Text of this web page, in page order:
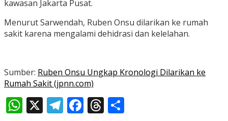
kawasan Jakarta Pusat.
Menurut Sarwendah, Ruben Onsu dilarikan ke rumah
sakit karena mengalami dehidrasi dan kelelahan.
Sumber: Ruben Onsu Ungkap Kronologi Dilarikan ke
Rumah Sakit (jpnn.com)
WhatsApp
X Telegram
Facebook
Threads